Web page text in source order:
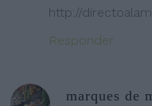
http://
Responder
marques de